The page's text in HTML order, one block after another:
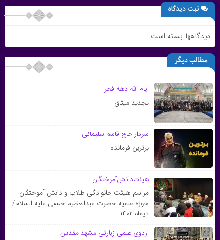
ثبت دیدگاه
دیدگاهها بسته است.
مطالب دیگر
ایام الله دهه فجر
تجدید میثاق
سردار حاج قاسم سلیمانی
برترین فرمانده
هیئت‌دانش‌آموختگان
مراسم هیئت خانوادگی طلاب و دانش آموختگان
حوزه علمیه حضرت عبدالعظیم حسنی علیه السلام/
دیماه ۱۴۰۲
اردوی علمی زیارتی مشهد مقدس